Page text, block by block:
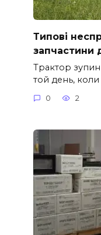
Типові
запчастини
Трактор
той день, коли
0 2